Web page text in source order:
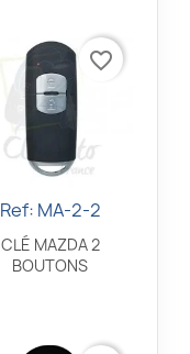
Aperçu rapide
Ref: MA-2-2
CLÉ MAZDA 2
BOUTONS
favorite_border